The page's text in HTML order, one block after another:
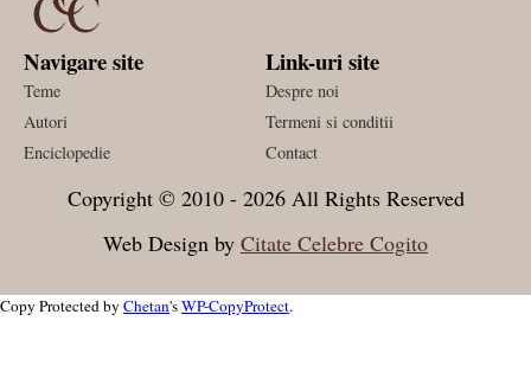
Navigare site
Teme
Autori
Enciclopedie
Link-uri site
Despre noi
Termeni si conditii
Contact
Copyright © 2010 - 2026 All Rights Reserved
Web Design by Citate Celebre Cogito
Copy Protected by Chetan'sWP-CopyProtect.